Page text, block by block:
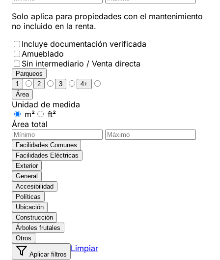
Solo aplica para propiedades con el mantenimiento
no incluido en la renta.
Incluye documentación verificada
Amueblado
Sin intermediario / Venta directa
Parqueos
1
2 3
4+
Área
Unidad de medida
m²
ft²
Área total
Facilidades Comunes
Facilidades Eléctricas
Exterior
General
Accesibilidad
Políticas
Ubicación
Construcción
Árboles frutales
Otros
Aplicar filtros
Limpiar